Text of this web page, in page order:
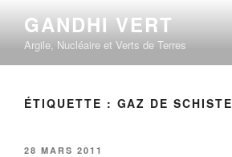
contenu
principal
GANDHI VERT
Argile, Nucléaire et Verts de Terres
ÉTIQUETTE : GAZ DE SCHISTE
PUBLIÉ
28 MARS 2011